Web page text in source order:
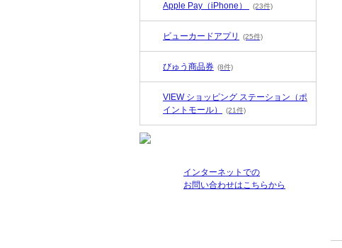
Apple Pay（iPhone） (23件)
ビューカードアプリ (25件)
びゅう商品券 (8件)
VIEW ショッピング ステーション（ポ
イントモール）
(21件)
インターネットでの
お問い合わせはこちらから